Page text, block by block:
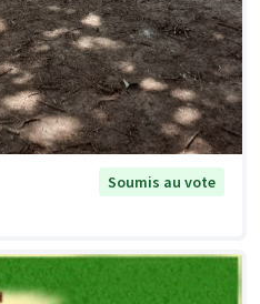
Soumis au vote